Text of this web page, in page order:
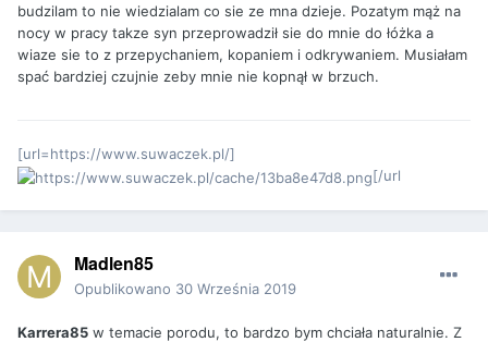
budzilam to nie wiedzialam co sie ze mna dzieje. Pozatym mąż na
nocy w pracy takze syn przeprowadził sie do mnie do łóżka a
wiaze sie to z przepychaniem, kopaniem i odkrywaniem. Musiałam
spać bardziej czujnie zeby mnie nie kopnął w brzuch.
[url=https://www.suwaczek.pl/]
[/url
Madlen85
Opublikowano 30 Września 2019
Karrera85 w temacie porodu, to bardzo bym chciała naturalnie. Z